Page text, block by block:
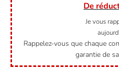
De
Je vous
Rappelez-vous que chaque
garantie de